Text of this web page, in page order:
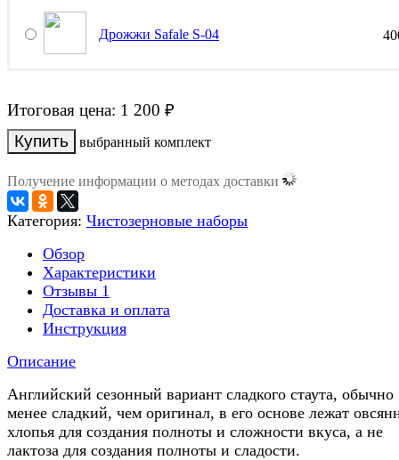
Дрожжи Safale S-04
Итоговая цена: 1 200 ₽
выбранный комплект
Получение информации о методах доставки
Категория: Чистозерновые наборы
Обзор
Характеристики
Отзывы 1
Доставка и оплата
Инструкция
Описание
Английский сезонный вариант сладкого стаута, обычно
менее сладкий, чем оригинал, в его основе лежат
хлопья для создания полноты и сложности вкуса, а не
лактоза для создания полноты и сладости.